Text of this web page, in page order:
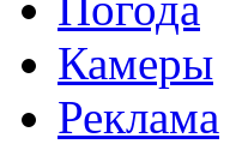
Камеры
Реклама